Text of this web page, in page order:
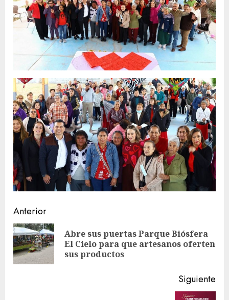
Sigue
leyendo
Anterior
Abre sus puertas Parque Biósfera
El Cielo para que artesanos oferten
sus productos
Siguiente